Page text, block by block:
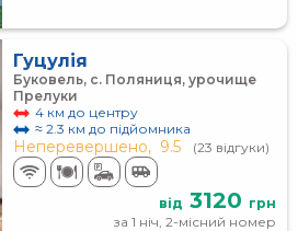
Гуцулія
Буковель, с. Поляниця, урочище
Прелуки
4 км до центру
≈ 2.3 км до підйомника
Неперевершено, 9.5 (23 відгуки)
від 3120 грн
за 1 ніч, 2-місний номер